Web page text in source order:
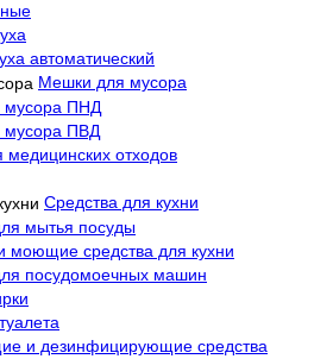
автоматический
Мешки для мусора
мусора ПНД
ПВД
медицинских отходов
Средства для кухни
мытья посуды
моющие средства для кухни
посудомоечных машин
и дезинфицирующие средства